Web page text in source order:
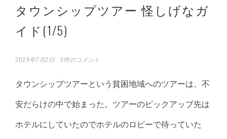
タウンシップツアー 怪しげなガ
イド(1/5)
2019年7月2日 3件のコメント
タウンシップツアーという貧困地域へのツアーは、不
安だらけの中で始まった。ツアーのピックアップ先は
ホテルにしていたのでホテルのロビーで待っていた